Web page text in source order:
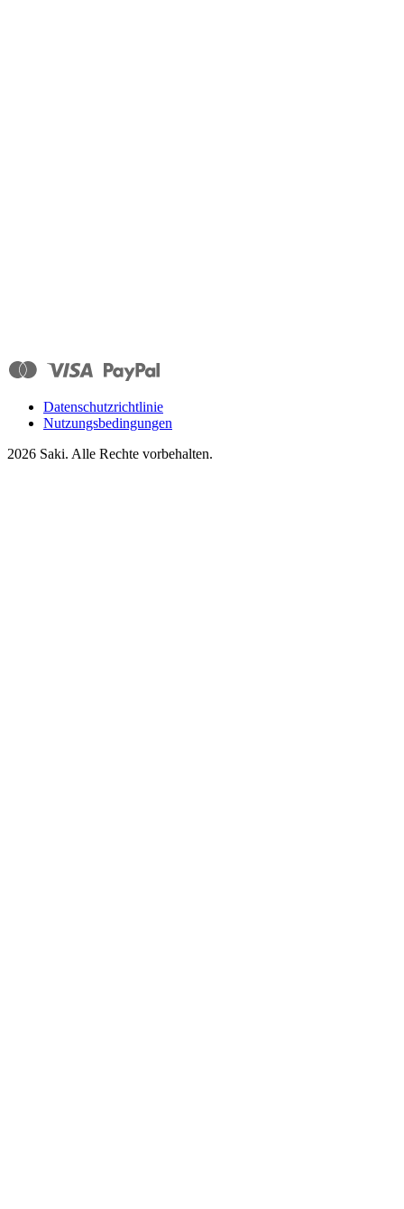
Datenschutzrichtlinie
Nutzungsbedingungen
2026 Saki. Alle Rechte vorbehalten.